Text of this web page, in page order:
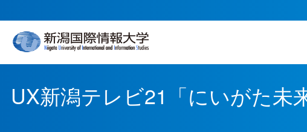
UX新潟テレビ21「にいがた未